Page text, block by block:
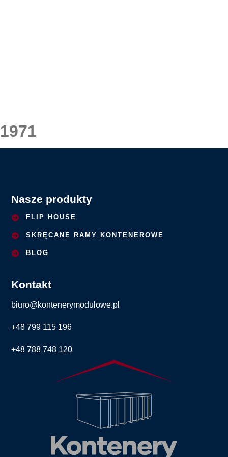
1971
Nasze produkty
FLIP HOUSE
SKRĘCANE RAMY KONTENEROWE
BLOG
Kontakt
biuro@kontenerymodulowe.pl
+48 799 115 196
+48 788 748 120